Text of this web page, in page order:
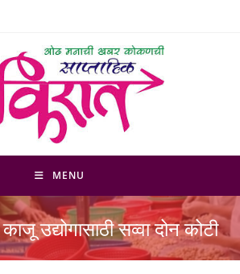
MENU
उद्योगासाठी सव्वा दोन कोटी